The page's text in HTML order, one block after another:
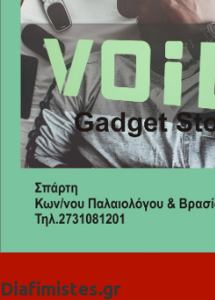
Diafimistes.gr